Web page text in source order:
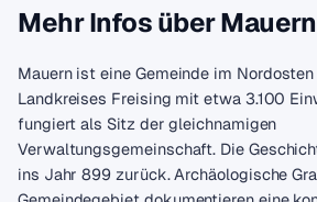
Mehr Infos über Mauern
Mauern ist eine Gemeinde im
Landkreises Freising mit etwa 3.100
fungiert als Sitz der gleichnamigen
Verwaltungsgemeinschaft. Die
ins Jahr 899 zurück. Archäologische